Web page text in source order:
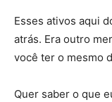
Esses ativos aqui
atrás. Era outro
você ter o mesmo
Quer saber o que